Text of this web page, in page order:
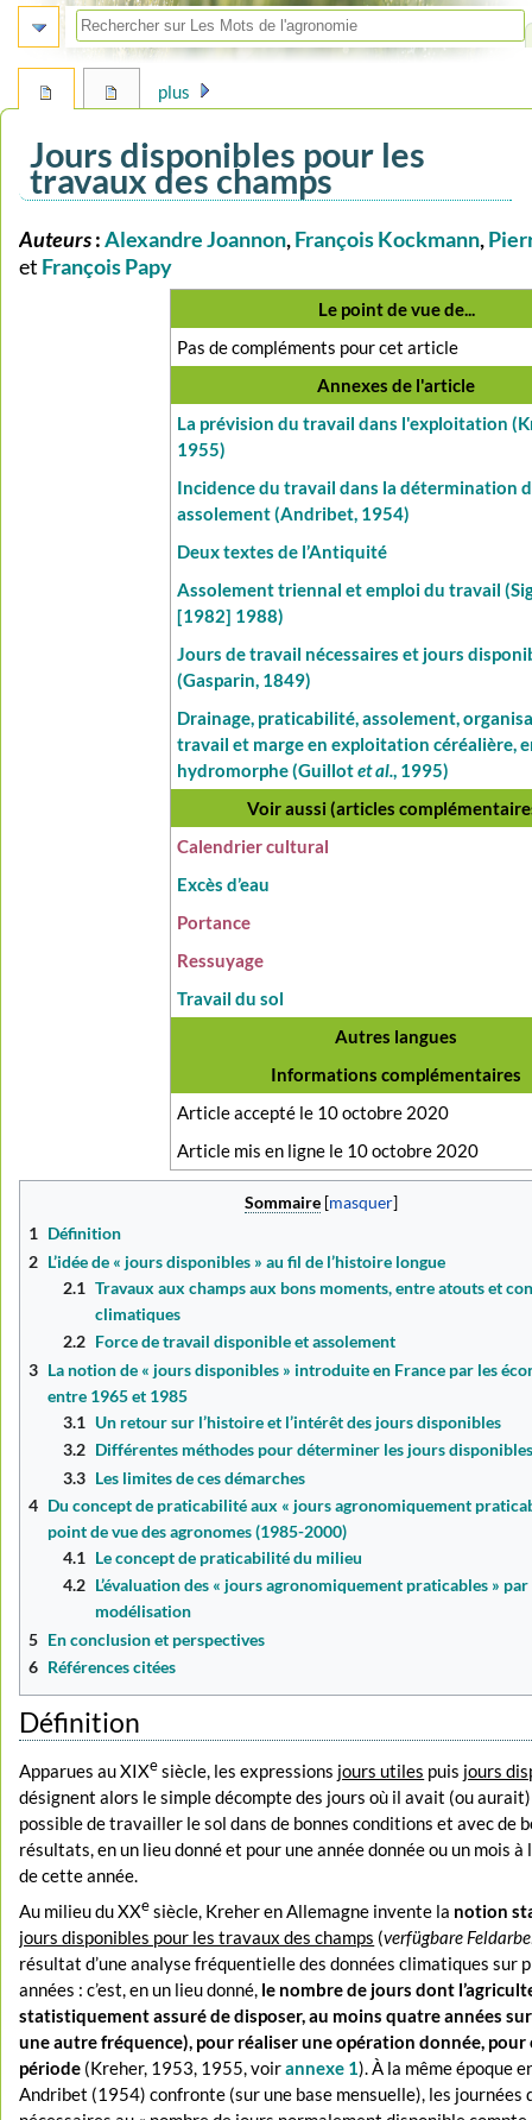
Jours disponibles pour les
travaux des champs
Aller
à
Aller
à
Auteurs:Alexandre Joannon,François Kockmann,
et François Papy
Le point de vue de...
Pas de compléments pour cet article
Annexes de l'article
La prévision du travail dans l'exploitation
1955)
Incidence du travail dans la détermination
assolement (Andribet, 1954)
Deux textes de l’Antiquité
Assolement triennal et emploi du travail
[1982] 1988)
Jours de travail nécessaires et jours
(Gasparin, 1849)
Drainage, praticabilité, assolement,
travail et marge en exploitation céréalière,
hydromorphe (Guillotet al., 1995)
Voir aussi (articles
Calendrier cultural
Excès d’eau
Portance
Ressuyage
Travail du sol
Autres langues
Informations complémentaires
Article accepté le 10 octobre 2020
Article mis en ligne le 10 octobre 2020
Sommaire
1 Définition
2 L’idée de « jours disponibles » au fil de l’histoire longue
2.1 Travaux aux champs aux bons moments, entre atouts et
climatiques
2.2 Force de travail disponible et assolement
3 La notion de « jours disponibles » introduite en France par les
entre 1965 et 1985
3.1 Un retour sur l’histoire et l’intérêt des jours disponibles
3.2 Différentes méthodes pour déterminer les jours
3.3 Les limites de ces démarches
4 Du concept de praticabilité aux « jours agronomiquement
point de vue des agronomes (1985-2000)
4.1 Le concept de praticabilité du milieu
4.2 L’évaluation des « jours agronomiquement praticables » par
modélisation
5 En conclusion et perspectives
6 Références citées
Définition
Apparues au XIXesiècle, les expressions jours utiles puis jours
désignent alors le simple décompte des jours où il avait (ou
possible de travailler le sol dans de bonnes conditions et avec de
résultats, en un lieu donné et pour une année donnée ou un mois à
de cette année.
Au milieu du XXesiècle, Kreher en Allemagne invente la notion
jours disponibles pour les travaux des champs (verfügbare
résultat d’une analyse fréquentielle des données climatiques sur
années : c’est, en un lieu donné, le nombre de jours dont
statistiquement assuré de disposer, au moins quatre années
une autre fréquence), pour réaliser une opération donnée, pour
période (Kreher, 1953, 1955, voirannexe 1). À la même époque
Andribet (1954) confronte (sur une base mensuelle), les journées
plus